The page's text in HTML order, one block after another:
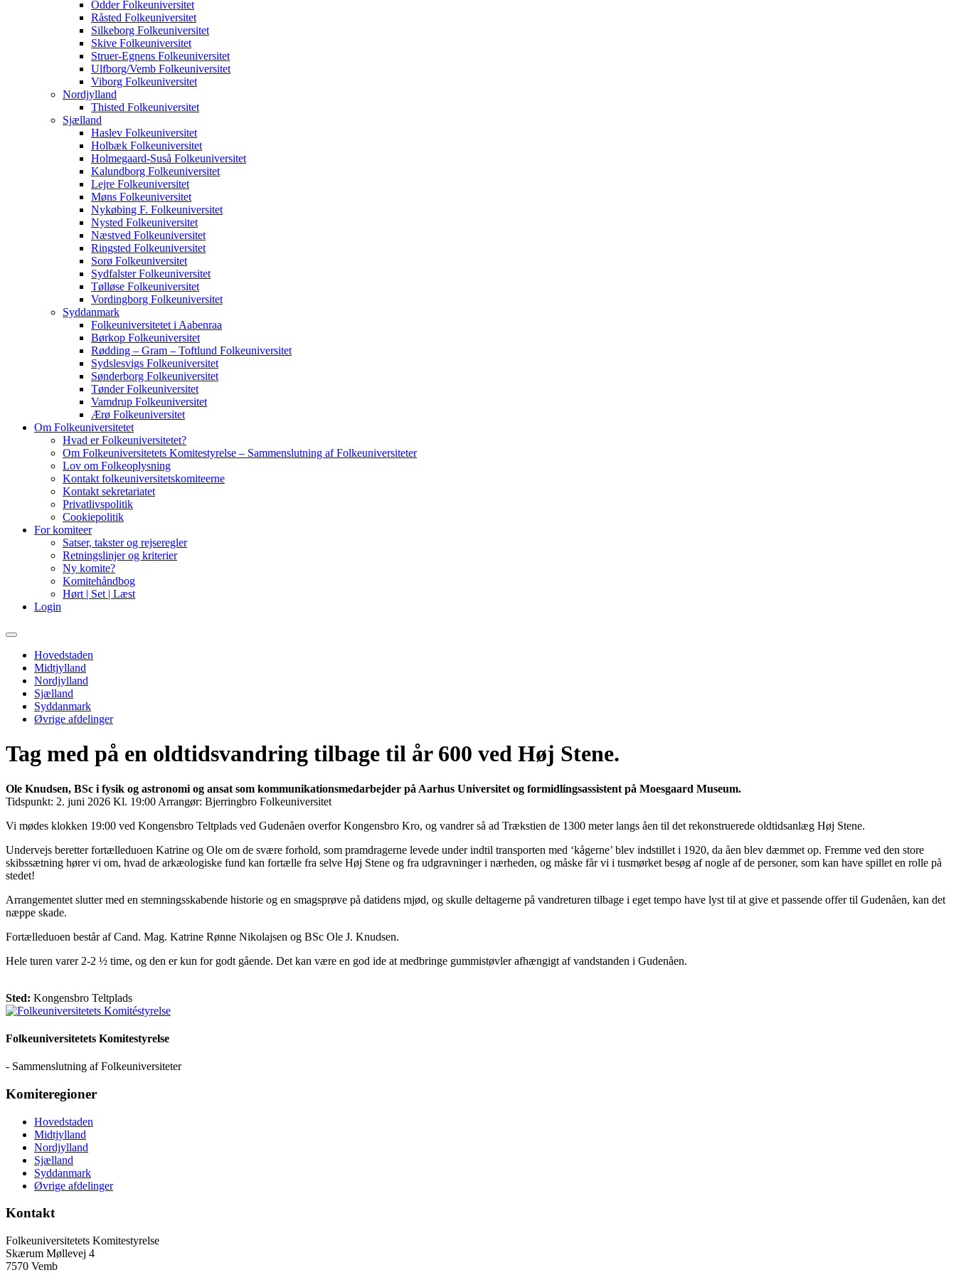
Odder Folkeuniversitet
Råsted Folkeuniversitet
Silkeborg Folkeuniversitet
Skive Folkeuniversitet
Struer-Egnens Folkeuniversitet
Ulfborg/Vemb Folkeuniversitet
Viborg Folkeuniversitet
Nordjylland
Thisted Folkeuniversitet
Sjælland
Haslev Folkeuniversitet
Holbæk Folkeuniversitet
Holmegaard-Suså Folkeuniversitet
Kalundborg Folkeuniversitet
Lejre Folkeuniversitet
Møns Folkeuniversitet
Nykøbing F. Folkeuniversitet
Nysted Folkeuniversitet
Næstved Folkeuniversitet
Ringsted Folkeuniversitet
Sorø Folkeuniversitet
Sydfalster Folkeuniversitet
Tølløse Folkeuniversitet
Vordingborg Folkeuniversitet
Syddanmark
Folkeuniversitetet i Aabenraa
Børkop Folkeuniversitet
Rødding – Gram – Toftlund Folkeuniversitet
Sydslesvigs Folkeuniversitet
Sønderborg Folkeuniversitet
Tønder Folkeuniversitet
Vamdrup Folkeuniversitet
Ærø Folkeuniversitet
Om Folkeuniversitetet
Hvad er Folkeuniversitetet?
Om Folkeuniversitetets Komitestyrelse – Sammenslutning af Folkeuniversiteter
Lov om Folkeoplysning
Kontakt folkeuniversitetskomiteerne
Kontakt sekretariatet
Privatlivspolitik
Cookiepolitik
For komiteer
Satser, takster og rejseregler
Retningslinjer og kriterier
Ny komite?
Komitehåndbog
Hørt | Set | Læst
Login
Primary
Hovedstaden
Midtjylland
Nordjylland
Sjælland
Syddanmark
Øvrige afdelinger
Tag med på en oldtidsvandring tilbage til år 600 ved Høj Stene.
Ole Knudsen, BSc i fysik og astronomi og ansat som kommunikationsmedarbejder på Aarhus Universitet og formidlingsassistent på Moesgaard Museum.
Tidspunkt: 2. juni 2026 Kl. 19:00 Arrangør: Bjerringbro Folkeuniversitet
Vi mødes klokken 19:00 ved Kongensbro Teltplads ved Gudenåen overfor Kongensbro Kro, og vandrer så ad Trækstien de 1300 meter langs åen til det rekonstruerede oldtidsanlæg Høj Stene.
Undervejs beretter fortælleduoen Katrine og Ole om de svære forhold, som pramdragerne levede under indtil transporten med ‘kågerne’ blev indstillet i 1920, da åen blev dæmmet op. Fremme ved den store
skibssætning hører vi om, hvad de arkæologiske fund kan fortælle fra selve Høj Stene og fra udgravninger i nærheden, og måske får vi i tusmørket besøg af nogle af de personer, som kan have spillet en rolle på
stedet!
Arrangementet slutter med en stemningsskabende historie og en smagsprøve på datidens mjød, og skulle deltagerne på vandreturen tilbage i eget tempo have lyst til at give et passende offer til Gudenåen, kan det
næppe skade.
Fortælleduoen består af Cand. Mag. Katrine Rønne Nikolajsen og BSc Ole J. Knudsen.
Hele turen varer 2-2 ½ time, og den er kun for godt gående. Det kan være en god ide at medbringe gummistøvler afhængigt af vandstanden i Gudenåen.
Sted: Kongensbro Teltplads
Folkeuniversitetets Komitestyrelse
- Sammenslutning af Folkeuniversiteter
Komiteregioner
Hovedstaden
Midtjylland
Nordjylland
Sjælland
Syddanmark
Øvrige afdelinger
Kontakt
Folkeuniversitetets Komitestyrelse
Skærum Møllevej 4
7570 Vemb